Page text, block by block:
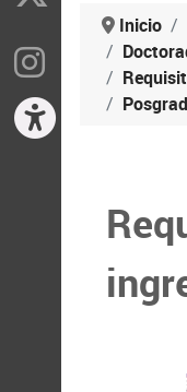
Inicio
Instragram